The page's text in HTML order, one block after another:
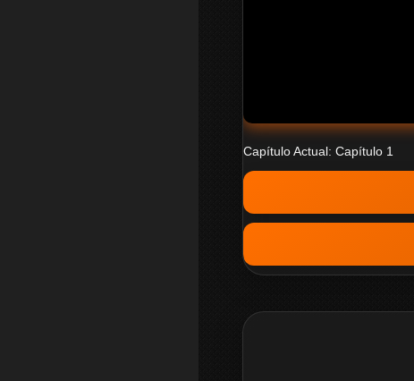
Capítulo Actual: Capítulo 1